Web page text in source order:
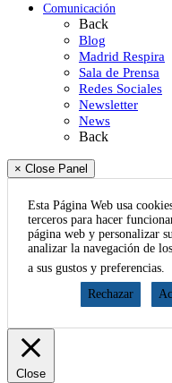
Comunicación
Back
Blog
Madrid Respira
Sala de Prensa
Redes Sociales
Newsletter
News
Back
× Close Panel
Esta Página Web usa
terceros para hacer
página web y personalizar
analizar la navegación de
a sus gustos y preferencias.
Rechazar
Close